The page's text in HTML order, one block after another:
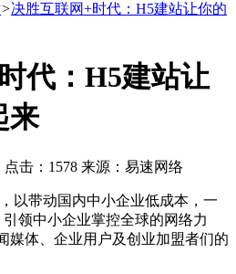
>决胜互联网+时代：H5建站让你的
代：H5建站让
来
点击：1578 来源：易速网络
带动国内中小企业低成本，一
领中小企业掌控全球的网络力
媒体、企业用户及创业加盟者们的